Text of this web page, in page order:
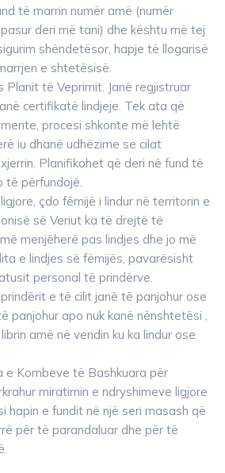
të marrin numër amë (numër
deri më tani) dhe kështu më tej
shëndetësor, hapje të llogarisë
e shtetësisë.
Planit të Veprimit. Janë regjistruar
certifikatë lindjeje. Tek ata që
procesi shkonte më lehtë
iu dhanë udhëzime se cilat
Planifikohet që deri në fund të
të përfundojë.
çdo fëmijë i lindur në territorin e
së Veriut ka të drejtë të
menjëherë pas lindjes dhe jo më
e lindjes së fëmijës, pavarësisht
personal të prindërve.
e të cilit janë të panjohur ose
panjohur apo nuk kanë nënshtetësi ,
amë në vendin ku ka lindur ose
e Kombeve të Bashkuara për
miratimin e ndryshimeve ligjore
hapin e fundit në një seri masash që
për të parandaluar dhe për të